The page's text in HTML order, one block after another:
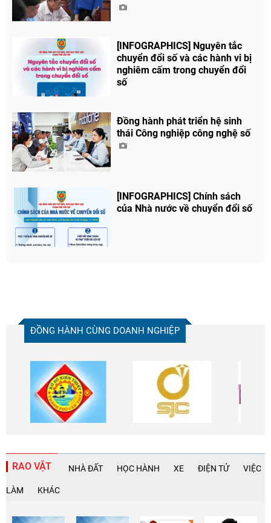
[INFOGRAPHICS] Nguyên tắc
chuyển đổi số và các hành vi bị
nghiêm cấm trong chuyển đổi
số
Đồng hành phát triển hệ sinh
thái Công nghiệp công nghệ số
[INFOGRAPHICS] Chính sách
của Nhà nước về chuyển đổi số
ĐỒNG HÀNH CÙNG DOANH NGHIỆP
RAO VẶT NHÀ ĐẤT HỌC HÀNH XE ĐIỆN TỬ VIỆC
LÀM KHÁC